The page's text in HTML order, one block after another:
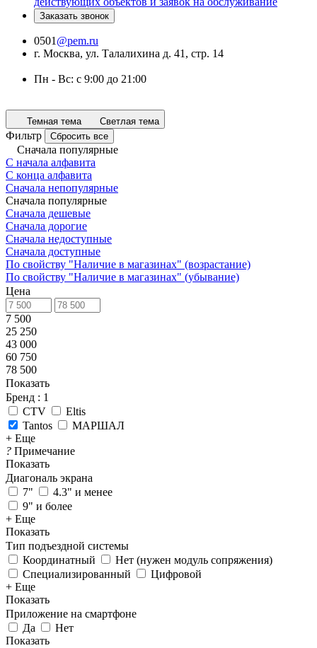
Заказать звонок
0501 @pem.ru
г. Москва, ул. Талалихина д. 41, стр. 14
Пн - Вс: с 9:00 до 21:00
Темная тема Светлая тема
Фильтр Сбросить все
Сначала популярные
С начала алфавита
С конца алфавита
Сначала непопулярные
Сначала популярные
Сначала дешевые
Сначала дорогие
Сначала недоступные
Сначала доступные
По свойству "Наличие в магазинах" (возрастание)
По свойству "Наличие в магазинах" (убывание)
Цена
7 500
25 250
43 000
60 750
78 500
Показать
Бренд : 1
CTV
Eltis
Tantos
МАРШАЛ
+ Еще
? Примечание
Показать
Диагональ экрана
7"
4.3" и менее
9" и более
+ Еще
Показать
Тип подъездной системы
Координатный
Нет (нужен модуль сопряжения)
Специализированный
Цифровой
+ Еще
Показать
Приложение на смартфоне
Да
Нет
Показать